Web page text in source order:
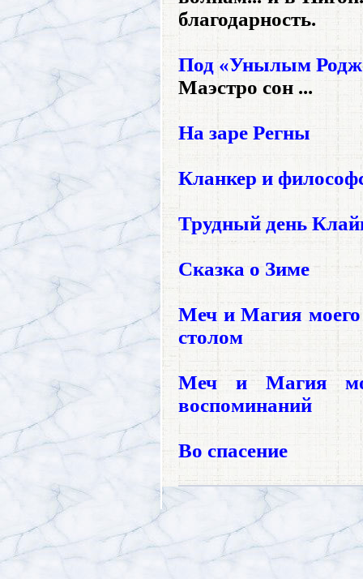
благодарность.
Под «Унылым
Маэстро сон ...
На заре Регны
Кланкер и
Трудный день
Сказка о Зиме
Меч и Магия моего
столом
Меч и Магия
воспоминаний
Во спасение